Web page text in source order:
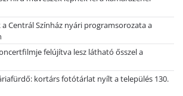
Centrál Színház nyári programsorozata a
felújítva lesz látható ősszel a
kortárs fotótárlat nyílt a település 130.